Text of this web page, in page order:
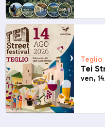
Teglio
Tei
ven,